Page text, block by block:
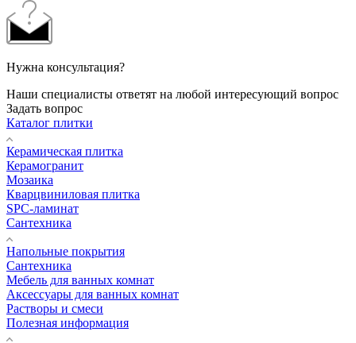
Нужна консультация?
Наши специалисты ответят на любой интересующий вопрос
Задать вопрос
Каталог плитки
Керамическая плитка
Керамогранит
Мозаика
Кварцвиниловая плитка
SPC-ламинат
Сантехника
Напольные покрытия
Сантехника
Мебель для ванных комнат
Аксессуары для ванных комнат
Растворы и смеси
Полезная информация